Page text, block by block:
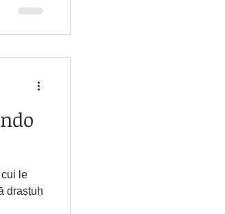
le
draṣṭuḥ